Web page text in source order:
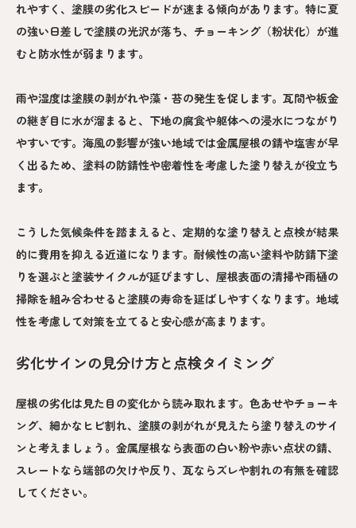
れやすく、塗膜の劣化スピードが速まる傾向があります。特に夏
の強い日差しで塗膜の光沢が落ち、チョーキング（粉状化）が進
むと防水性が弱まります。
雨や湿度は塗膜の剥がれや藻・苔の発生を促します。瓦間や板金
の継ぎ目に水が溜まると、下地の腐食や躯体への浸水につながり
やすいです。海風の影響が強い地域では金属屋根の錆や塩害が早
く出るため、塗料の防錆性や密着性を考慮した塗り替えが役立ち
ます。
こうした気候条件を踏まえると、定期的な塗り替えと点検が結果
的に費用を抑える近道になります。耐候性の高い塗料や防錆下塗
りを選ぶと塗装サイクルが延びますし、屋根表面の清掃や雨樋の
掃除を組み合わせると塗膜の寿命を延ばしやすくなります。地域
性を考慮して対策を立てると安心感が高まります。
劣化サインの見分け方と点検タイミング
屋根の劣化は見た目の変化から読み取れます。色あせやチョーキ
ング、細かなヒビ割れ、塗膜の剥がれが見えたら塗り替えのサイ
ンと考えましょう。金属屋根なら表面の白い粉や赤い点状の錆、
スレートなら端部の欠けや反り、瓦ならズレや割れの有無を確認
してください。